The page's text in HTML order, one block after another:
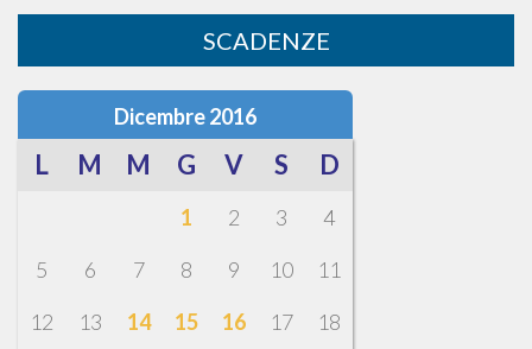
SCADENZE
Dicembre 2016
L M M G V S D
1 2 3
4
5
6 7 8 9 10
11
12
13 14 15 16 17
18